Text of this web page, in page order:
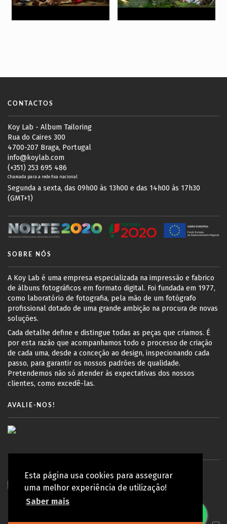
Esta página usa cookies para assegurar
uma melhor experiência de utilização!
Saber mais
CONTACTOS
Koy Lab - Album Tailoring
Rua do Caires 300
4700-207 Braga, Portugal
info@koylab.com
(+351) 253 695 486
Chamada para a rede fixa nacional
Segunda a sexta, das 09h00 às 13h00 e das 14h00 às 17h30
(GMT+1)
SOBRE NÓS
A Koy Lab é uma empresa especializada na impressão e fabrico
de álbuns fotográficos em formato digital. Foi fundada em 1977,
como laboratório de fotografia, pela mão de um fotógrafo
profissional dotado de uma grande ambição na procura de novas
soluções.
Cada detalhe define e distingue todas as peças que criamos. É
por esta razão que acompanhamos todo o processo de criação
de cada uma, desde a conceção ao design, inspecionando cada
passo, para garantir os nossos padrões de qualidade.
Pretendemos não só atender às expectativas dos nossos
clientes, como excedê-las.
AVALIE-NOS!
© Copyright 2010 - 2026 Koy Lab | Todos os direitos reservados